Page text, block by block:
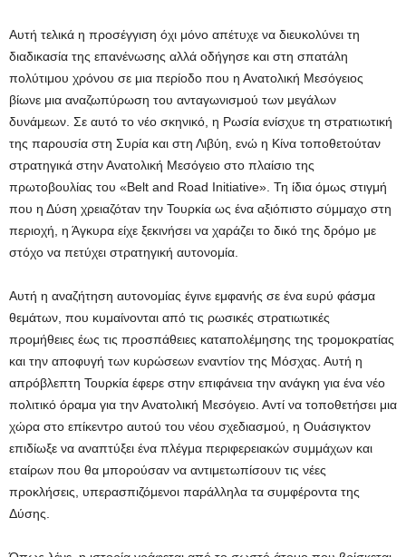
Αυτή τελικά η προσέγγιση όχι μόνο απέτυχε να διευκολύνει τη
διαδικασία της επανένωσης αλλά οδήγησε και στη σπατάλη
πολύτιμου χρόνου σε μια περίοδο που η Ανατολική Μεσόγειος
βίωνε μια αναζωπύρωση του ανταγωνισμού των μεγάλων
δυνάμεων. Σε αυτό το νέο σκηνικό, η Ρωσία ενίσχυε τη στρατιωτική
της παρουσία στη Συρία και στη Λιβύη, ενώ η Κίνα τοποθετούταν
στρατηγικά στην Ανατολική Μεσόγειο στο πλαίσιο της
πρωτοβουλίας του «Belt and Road Initiative». Τη ίδια όμως στιγμή
που η Δύση χρειαζόταν την Τουρκία ως ένα αξιόπιστο σύμμαχο στη
περιοχή, η Άγκυρα είχε ξεκινήσει να χαράζει το δικό της δρόμο με
στόχο να πετύχει στρατηγική αυτονομία.
Αυτή η αναζήτηση αυτονομίας έγινε εμφανής σε ένα ευρύ φάσμα
θεμάτων, που κυμαίνονται από τις ρωσικές στρατιωτικές
προμήθειες έως τις προσπάθειες καταπολέμησης της τρομοκρατίας
και την αποφυγή των κυρώσεων εναντίον της Μόσχας. Αυτή η
απρόβλεπτη Τουρκία έφερε στην επιφάνεια την ανάγκη για ένα νέο
πολιτικό όραμα για την Ανατολική Μεσόγειο. Αντί να τοποθετήσει μια
χώρα στο επίκεντρο αυτού του νέου σχεδιασμού, η Ουάσιγκτον
επιδίωξε να αναπτύξει ένα πλέγμα περιφερειακών συμμάχων και
εταίρων που θα μπορούσαν να αντιμετωπίσουν τις νέες
προκλήσεις, υπερασπιζόμενοι παράλληλα τα συμφέροντα της
Δύσης.